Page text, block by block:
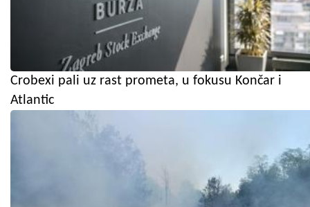
Crobexi pali uz rast prometa, u fokusu Končar i
Atlantic